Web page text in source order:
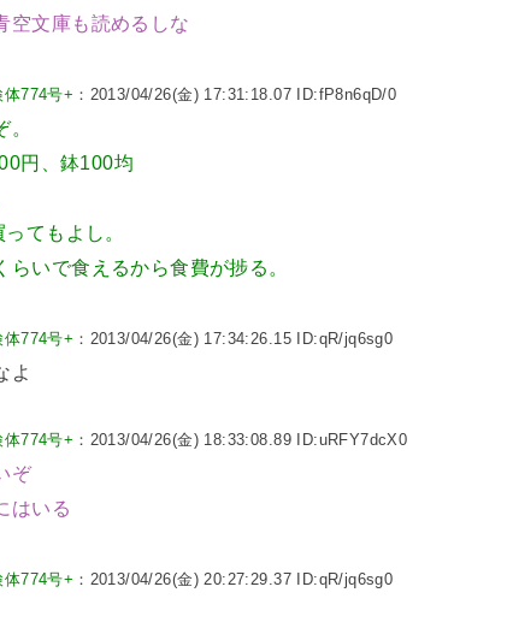
空文庫も読めるしな
774号+ ：2013/04/26(金) 17:31:18.07 ID:fP8n6qD/0
円、鉢100均
てもよし。
らいで食えるから食費が捗る。
774号+ ：2013/04/26(金) 17:34:26.15 ID:qR/jq6sg0
よ
774号+ ：2013/04/26(金) 18:33:08.89 ID:uRFY7dcX0
ぞ
はいる
774号+ ：2013/04/26(金) 20:27:29.37 ID:qR/jq6sg0